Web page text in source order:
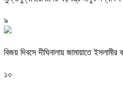
৯
বিজয় দিবসে দীঘিনালায় জামায়াতে ইসলামীর
১০